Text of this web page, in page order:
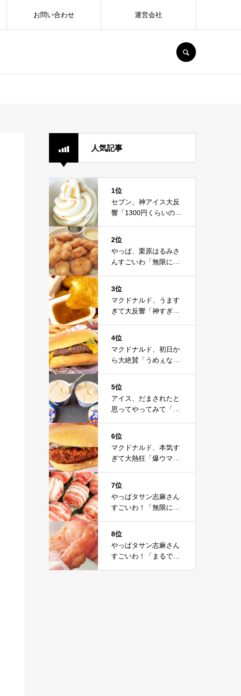
お問い合わせ 運営会社
人気記事
1位
セブン、神アイス大反
響「1300円くらいの価
2位
やっぱ、栗原はるみさ
んすごいわ「無限にい
3位
マクドナルド、うます
ぎて大反響「神すぎ
4位
マクドナルド、初日か
ら大絶賛「うめぇな」
ース美味」
5位
アイス、だまされたと
思ってやってみて「た
これは神だわ
6位
マクドナルド、本気す
ぎて大熱狂「爆ウマ」
る」
7位
やっぱタサン志麻さん
すごいわ！「無限にい
8位
やっぱタサン志麻さん
すごいわ！「まるで高